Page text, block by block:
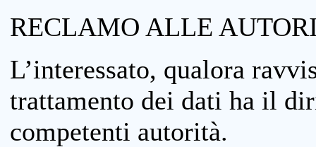
RECLAMO ALLE
L’interessato, qualora
trattamento dei dati ha il
competenti autorità.